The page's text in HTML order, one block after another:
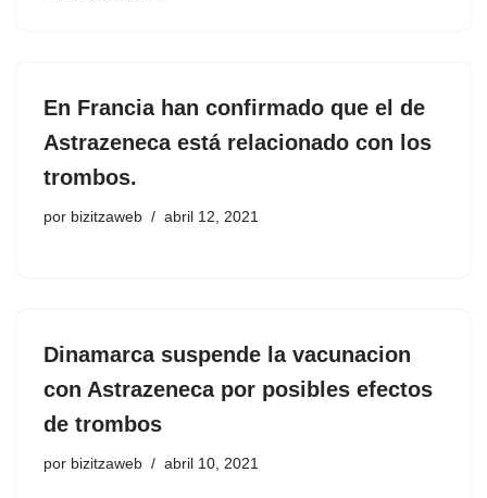
En Francia han confirmado que el de
Astrazeneca está relacionado con los
trombos.
por bizitzaweb abril 12, 2021
Dinamarca suspende la vacunacion
con Astrazeneca por posibles efectos
de trombos
por bizitzaweb abril 10, 2021